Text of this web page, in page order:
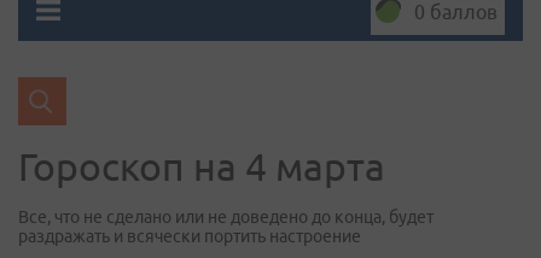
0 баллов
Гороскоп на 4 марта
Все, что не сделано или не доведено до конца, будет
раздражать и всячески портить настроение